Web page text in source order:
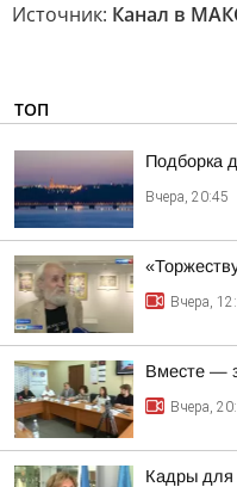
Источник: Канал в
ТОП
Подборка
Вчера, 20:45
Вчера,
Вместе —
Вчера,
Кадры для